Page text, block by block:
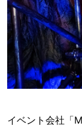
イベント会社「